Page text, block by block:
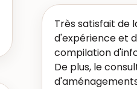
Très satisfait de
d'expérience et
compilation
De plus, le